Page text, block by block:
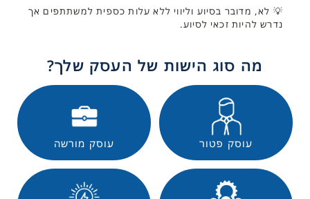
💡 לא, מדובר בסיוע וליווי ללא עלות כספית למשתתפים אך
נדרש להיות זכאי לסיוע.
מה סוג הישות של העסק שלך?
עוסק פטור עוסק מורשה